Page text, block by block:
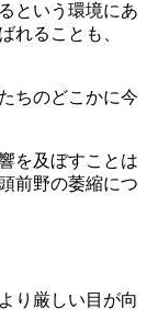
という環境にあ
れることも、
ちのどこかに今
を及ぼすことは
前野の萎縮につ
り厳しい目が向